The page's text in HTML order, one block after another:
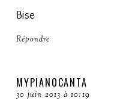
Bise
Répondre
MYPIANOCANTA
30 juin 2013 à 10:19